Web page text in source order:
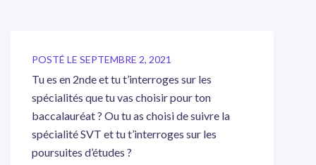
POSTÉ LE SEPTEMBRE 2, 2021
Tu es en 2nde et tu t’interroges sur les
spécialités que tu vas choisir pour ton
baccalauréat ? Ou tu as choisi de suivre la
spécialité SVT et tu t’interroges sur les
poursuites d’études ?